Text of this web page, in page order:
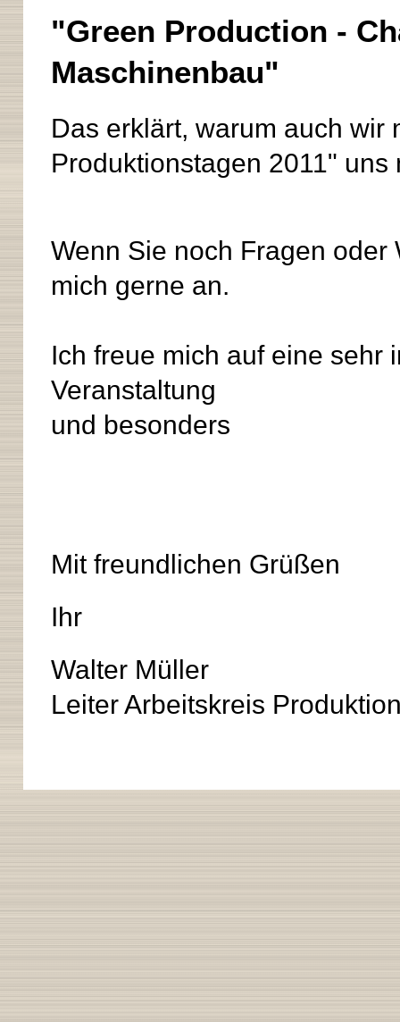
"Green Production -
Maschinenbau"
Das erklärt, warum auch wir
Produktionstagen 2011"
Wenn Sie noch Fragen
mich gerne an.
Ich freue mich auf eine sehr
Veranstaltung
und besonders
Mit freundlichen Grüßen
Ihr
Walter Müller
Leiter Arbeitskreis